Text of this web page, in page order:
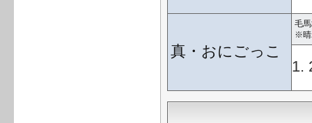
真・おにごっこ
毛
※晴